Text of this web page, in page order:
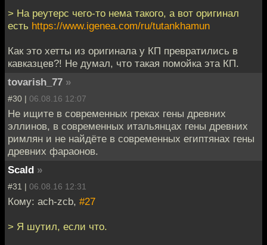
> На реутерс чего-то нема такого, а вот оригинал
есть https://www.igenea.com/ru/tutankhamun
Как это хетты из оригинала у КП превратились в
кавказцев?! Не думал, что такая помойка эта КП.
tovarish_77 »
#30 | 06.08.16 12:07
Не ищите в современных греках гены древних
эллинов, в современных итальянцах гены древних
римлян и не найдёте в современных египтянах гены
древних фараонов.
Scald »
#31 | 06.08.16 12:31
Кому: ach-zcb, #27
> Я шутил, если что.